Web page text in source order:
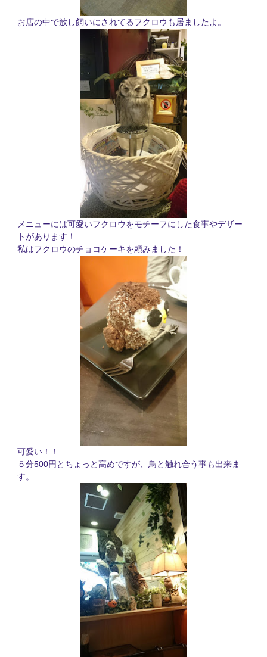
お店の中で放し飼いにされてるフクロウも居ましたよ。
メニューには可愛いフクロウをモチーフにした食事やデザー
トがあります！
私はフクロウのチョコケーキを頼みました！
可愛い！！
５分500円とちょっと高めですが、鳥と触れ合う事も出来ま
す。